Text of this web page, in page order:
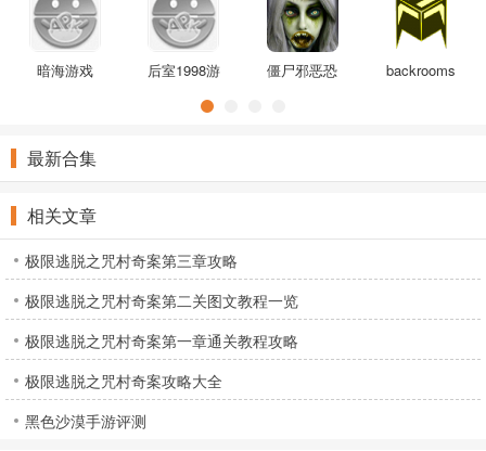
原版
暗海游戏
后室1998游
僵尸邪恶恐
backrooms
最新合集
相关文章
极限逃脱之咒村奇案第三章攻略
极限逃脱之咒村奇案第二关图文教程一览
极限逃脱之咒村奇案第一章通关教程攻略
极限逃脱之咒村奇案攻略大全
黑色沙漠手游评测